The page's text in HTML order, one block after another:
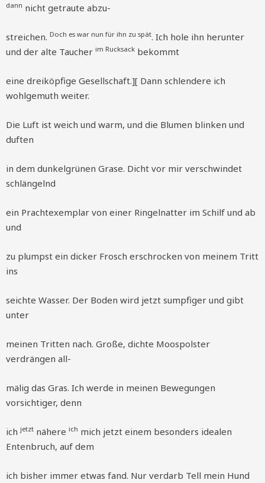
dann nicht getraute abzu-
streichen. Doch es war nun für ihn zu spät. Ich hole ihn herunter
und der alte Taucher im Rucksack bekommt
eine dreiköpfige Gesellschaft.][ Dann schlendere ich
wohlgemuth weiter.
Die Luft ist weich und warm, und die Blumen blinken und
duften
in dem dunkelgrünen Grase. Dicht vor mir verschwindet
schlängelnd
ein Prachtexemplar von einer Ringelnatter im Schilf und ab
und
zu plumpst ein dicker Frosch erschrocken von meinem Tritt
ins
seichte Wasser. Der Boden wird jetzt sumpfiger und gibt
unter
meinen Tritten nach. Große, dichte Moospolster
verdrängen all-
mälig das Gras. Ich werde in meinen Bewegungen
vorsichtiger, denn
ichjetzt nähere ich mich jetzt einem besonders idealen
Entenbruch, auf dem
ich bisher immer etwas fand. Nur verdarb Tell mein Hund